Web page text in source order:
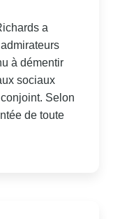
a
à démentir
sociaux
Selon
de toute